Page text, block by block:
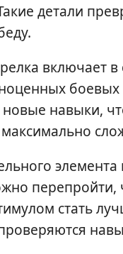
детали
включает
навыки,
максимально
перепройти,
стать